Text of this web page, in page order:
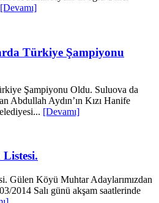
[Devamı]
Türkiye Şampiyonu
Şampiyonu Oldu. Suluova da
Abdullah Aydın’ın Kızı Hanife
[Devamı]
Listesi.
Gülen Köyü Muhtar Adaylarımızdan
2014 Salı günü akşam saatlerinde